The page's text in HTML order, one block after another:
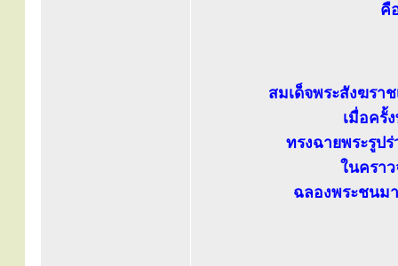
คื
สมเด็จพระสังฆรา
เมื่อครั้
ทรงฉายพระรูป
ในครา
ฉลองพระชนม